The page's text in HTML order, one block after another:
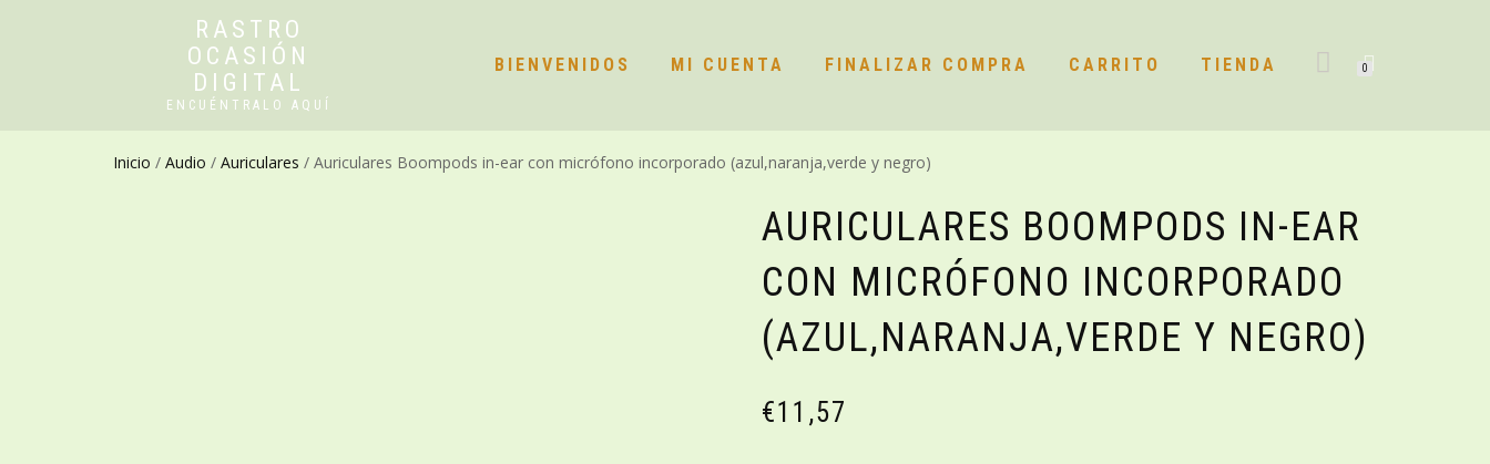
RASTRO
OCASIÓN
DIGITAL
ENCUÉNTRALO AQUÍ
BIENVENIDOS MI CUENTA FINALIZAR COMPRA CARRITO TIENDA 0
Inicio / Audio / Auriculares / Auriculares Boompods in-ear con micrófono incorporado (azul,naranja,verde y negro)
AURICULARES BOOMPODS IN-EAR
CON MICRÓFONO INCORPORADO
(AZUL,NARANJA,VERDE Y NEGRO)
€11,57